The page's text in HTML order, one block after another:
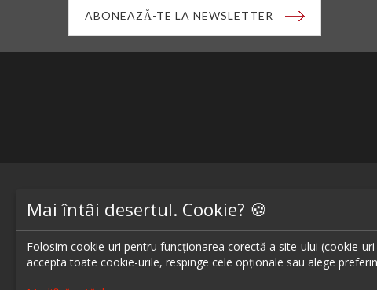
ABONEAZĂ-TE LA NEWSLETTER
Blog - topuri & recomandari
Podcast
Scrie-ne pe chat
Despre ialoc
Mai întâi desertul. Cookie? 🍪
Folosim cookie-uri pentru funcționarea corectă a site-ului (cookie-
accepta toate cookie-urile, respinge cele opționale sau alege